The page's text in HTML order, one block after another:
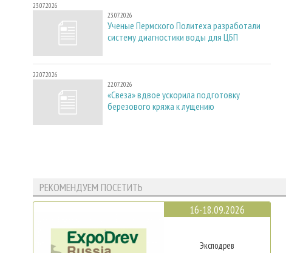
23.07.2026
23.07.2026
Ученые Пермского Политеха разработали
систему диагностики воды для ЦБП
22.07.2026
22.07.2026
«Свеза» вдвое ускорила подготовку
березового кряжа к лущению
РЕКОМЕНДУЕМ ПОСЕТИТЬ
16-18.09.2026
Эксподрев